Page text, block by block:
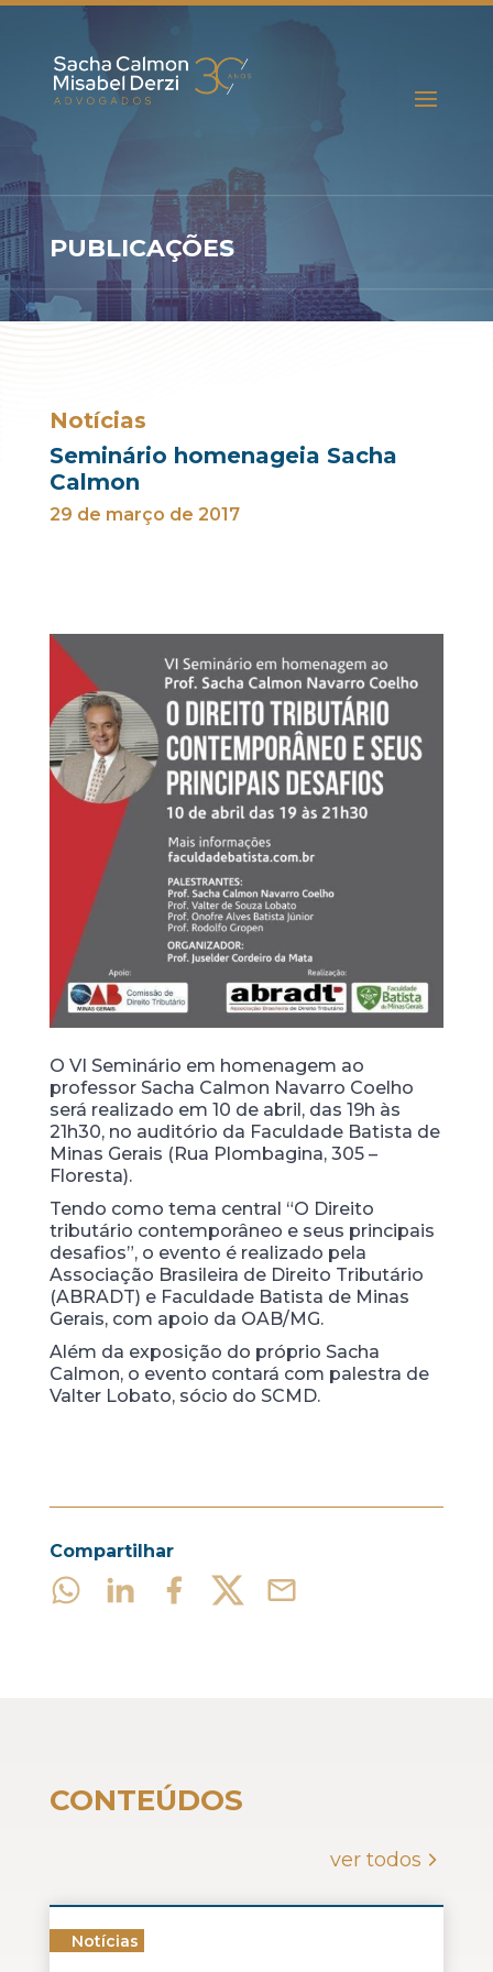
PUBLICAÇÕES
Notícias
Seminário homenageia Sacha
Calmon
29 de março de 2017
O VI Seminário em homenagem ao
professor Sacha Calmon Navarro Coelho
será realizado em 10 de abril, das 19h às
21h30, no auditório da Faculdade Batista de
Minas Gerais (Rua Plombagina, 305 –
Floresta).
Tendo como tema central “O Direito
tributário contemporâneo e seus principais
desafios”, o evento é realizado pela
Associação Brasileira de Direito Tributário
(ABRADT) e Faculdade Batista de Minas
Gerais, com apoio da OAB/MG.
Além da exposição do próprio Sacha
Calmon, o evento contará com palestra de
Valter Lobato, sócio do SCMD.
Compartilhar
CONTEÚDOS
ver todos
Notícias